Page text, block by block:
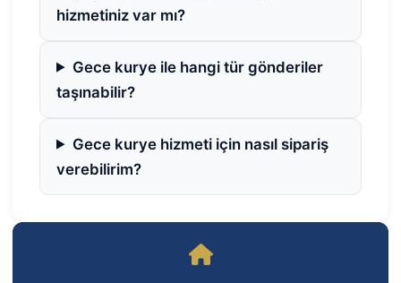
hizmetiniz var mı?
Gece kurye ile hangi tür gönderiler
taşınabilir?
Gece kurye hizmeti için nasıl sipariş
verebilirim?